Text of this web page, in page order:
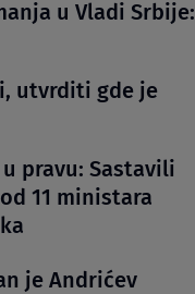
u Vladi Srbije:
utvrditi gde je
pravu: Sastavili
11 ministara
je Andrićev